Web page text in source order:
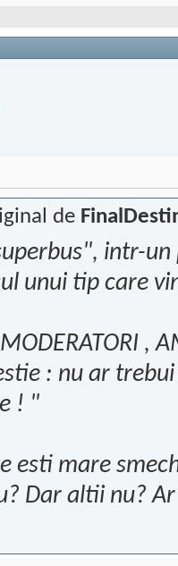
de
intr-
unui tip care
,
: nu ar
! "
esti mare
Dar altii nu?